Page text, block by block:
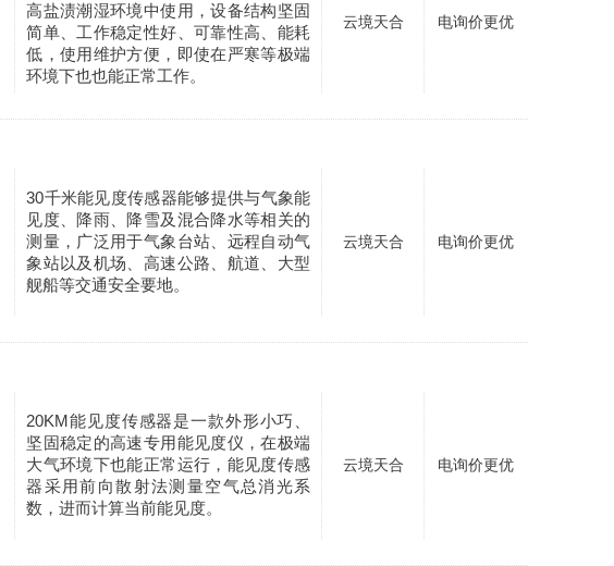
高盐渍潮湿环境中使用，设备结构坚固
简单、工作稳定性好、可靠性高、能耗
低，使用维护方便，即使在严寒等极端
环境下也也能正常工作。
云境天合 电询价更优
30千米能见度传感器能够提供与气象能
见度、降雨、降雪及混合降水等相关的
测量，广泛用于气象台站、远程自动气
象站以及机场、高速公路、航道、大型
舰船等交通安全要地。
云境天合 电询价更优
20KM能见度传感器是一款外形小巧、
坚固稳定的高速专用能见度仪，在极端
大气环境下也能正常运行，能见度传感
器采用前向散射法测量空气总消光系
数，进而计算当前能见度。
云境天合 电询价更优